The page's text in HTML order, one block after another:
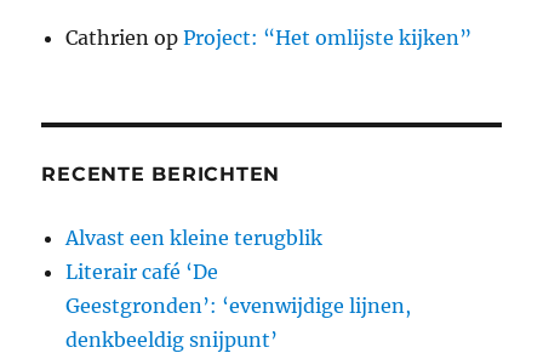
Cathrien opProject: “Het omlijste kijken”
RECENTE BERICHTEN
Alvast een kleine terugblik
Literair café ‘De
Geestgronden’: ‘evenwijdige lijnen,
denkbeeldig snijpunt’